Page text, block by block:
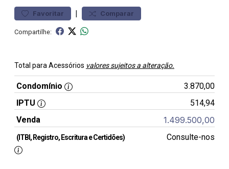
Favoritar | Comparar
Compartilhe:
Total para Acessórios valores sujeitos a alteração.
Condomínio
3.870,00
IPTU
514,94
Venda
1.499.500,00
(ITBI, Registro, Escritura e Certidões) Consulte-nos